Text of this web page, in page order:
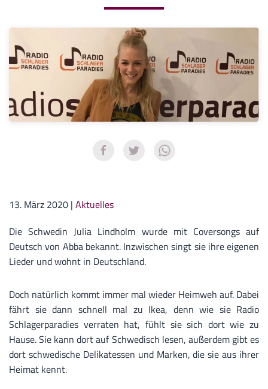
13. März 2020 | Aktuelles
Die Schwedin Julia Lindholm wurde mit Coversongs auf
Deutsch von Abba bekannt. Inzwischen singt sie ihre eigenen
Lieder und wohnt in Deutschland.
Doch natürlich kommt immer mal wieder Heimweh auf. Dabei
fährt sie dann schnell mal zu Ikea, denn wie sie Radio
Schlagerparadies verraten hat, fühlt sie sich dort wie zu
Hause. Sie kann dort auf Schwedisch lesen, außerdem gibt es
dort schwedische Delikatessen und Marken, die sie aus ihrer
Heimat kennt.